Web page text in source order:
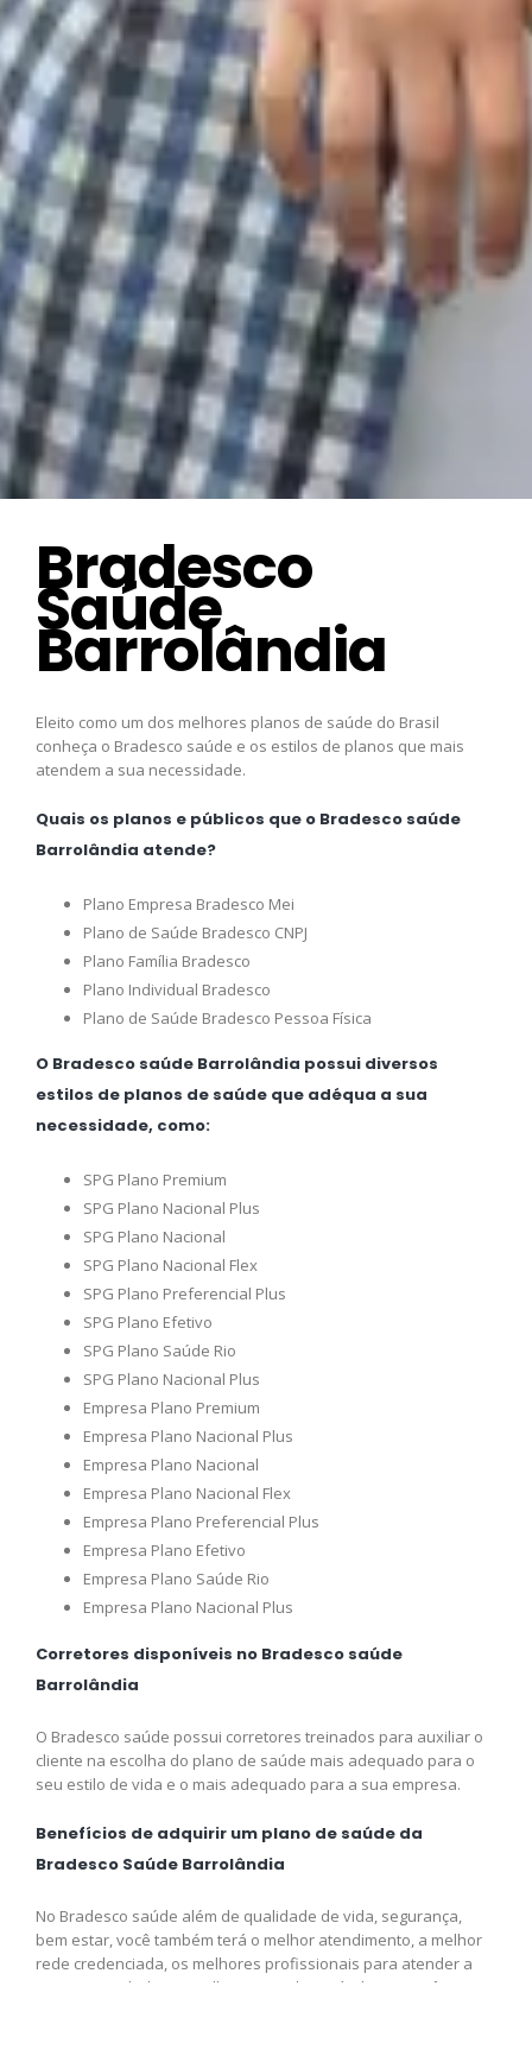
Bradesco
Saúde
Barrolândia
Eleito como um dos melhores planos de saúde do Brasil
conheça o Bradesco saúde e os estilos de planos que mais
atendem a sua necessidade.
Quais os planos e públicos que o Bradesco saúde
Barrolândia atende?
Plano Empresa Bradesco Mei
Plano de Saúde Bradesco CNPJ
Plano Família Bradesco
Plano Individual Bradesco
Plano de Saúde Bradesco Pessoa Física
O Bradesco saúde Barrolândia possui diversos
estilos de planos de saúde que adéqua a sua
necessidade, como:
SPG Plano Premium
SPG Plano Nacional Plus
SPG Plano Nacional
SPG Plano Nacional Flex
SPG Plano Preferencial Plus
SPG Plano Efetivo
SPG Plano Saúde Rio
SPG Plano Nacional Plus
Empresa Plano Premium
Empresa Plano Nacional Plus
Empresa Plano Nacional
Empresa Plano Nacional Flex
Empresa Plano Preferencial Plus
Empresa Plano Efetivo
Empresa Plano Saúde Rio
Empresa Plano Nacional Plus
Corretores disponíveis no Bradesco saúde
Barrolândia
O Bradesco saúde possui corretores treinados para auxiliar o
cliente na escolha do plano de saúde mais adequado para o
seu estilo de vida e o mais adequado para a sua empresa.
Benefícios de adquirir um plano de saúde da
Bradesco Saúde Barrolândia
No Bradesco saúde além de qualidade de vida, segurança,
bem estar, você também terá o melhor atendimento, a melhor
rede credenciada, os melhores profissionais para atender a
sua necessidade e o melhor preço disponível para você,